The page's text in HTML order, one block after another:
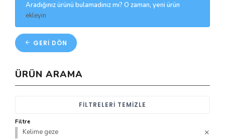
Aradığınız ürünü bulamadınız mı? O zaman, yeni ürün
ekleyin
GERI DÖN
ÜRÜN ARAMA
FILTRELERI TEMIZLE
Filtre
Kelime geze